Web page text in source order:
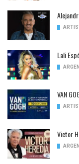
Lali
VAN
Victor